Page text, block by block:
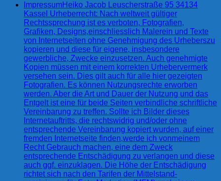
ImpressumHeiko Jacob Leuscherstraße 95 34134
Kassel Urheberrecht: Nach weltweit gültiger
Rechtssprechung ist es verboten, Fotografien,
Grafiken, Designs,einschliesslich Malerein und Texte
von Internetseiten ohne Genehmigung des Urheberszu
kopieren und diese für eigene, insbesondere
gewerbliche, Zwecke einzusetzen. Auch genehmigte
Kopien müssen mit einem korrekten Urhebervermerk
versehen sein. Dies gilt auch für alle hier gezeigten
Fotografien. Es können Nutzungsrechte erworben
werden. Aber die Art und Dauer der Nutzung und das
Entgelt ist eine für beide Seiten verbindliche schriftliche
Vereinbarung zu treffen. Sollte ich Bilder dieses
Internetauftritts, die rechtswidrig und/oder ohne
entsprechende Vereinbarung kopiert wurden, auf einer
fremden Internetseite finden,werde ich vonmeinem
Recht Gebrauch machen, eine dem Zweck
entsprechende Entschädigung zu verlangen und diese
auch ggf. einzuklagen. Die Höhe der Entschädigung
richtet sich nach den Tarifen der Mittelstand-